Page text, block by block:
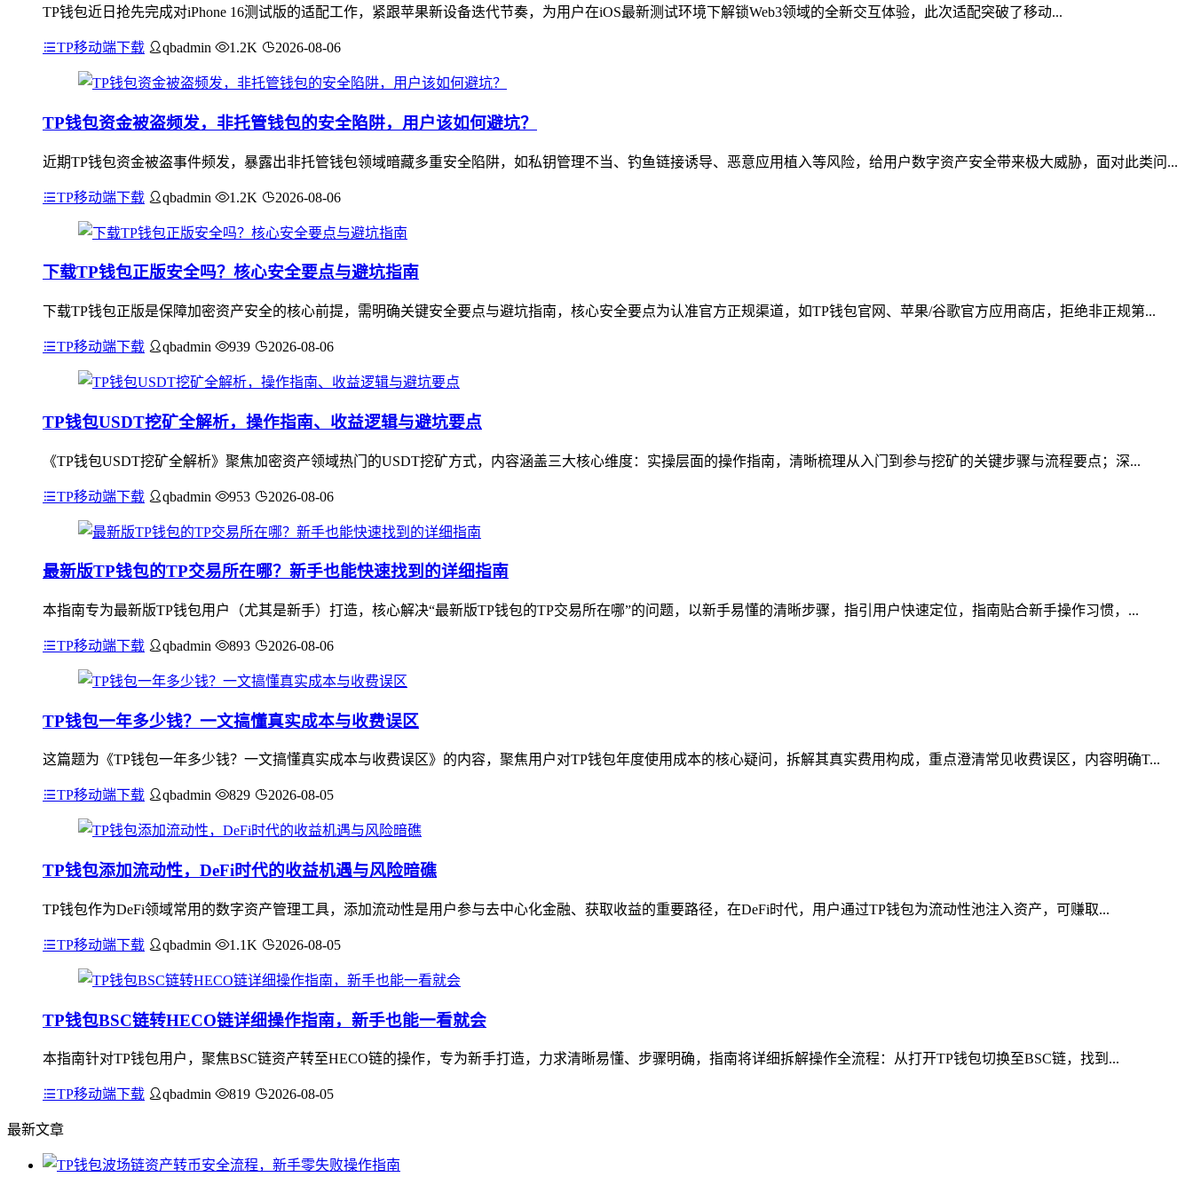
TP钱包近日抢先完成对iPhone 16测试版的适配工作，紧跟苹果新设备迭代节奏，为用户在iOS最新测试环境下解锁Web3领域的全新交互体验，此次适配突破了移动...
TP移动端下载 qbadmin 1.2K 2026-08-06
TP钱包资金被盗频发，非托管钱包的安全陷阱，用户该如何避坑？
近期TP钱包资金被盗事件频发，暴露出非托管钱包领域暗藏多重安全陷阱，如私钥管理不当、钓鱼链接诱导、恶意应用植入等风险，给用户数字资产安全带来极大威胁，面对此类问...
TP移动端下载 qbadmin 1.2K 2026-08-06
下载TP钱包正版安全吗？核心安全要点与避坑指南
下载TP钱包正版是保障加密资产安全的核心前提，需明确关键安全要点与避坑指南，核心安全要点为认准官方正规渠道，如TP钱包官网、苹果/谷歌官方应用商店，拒绝非正规第...
TP移动端下载 qbadmin 939 2026-08-06
TP钱包USDT挖矿全解析，操作指南、收益逻辑与避坑要点
《TP钱包USDT挖矿全解析》聚焦加密资产领域热门的USDT挖矿方式，内容涵盖三大核心维度：实操层面的操作指南，清晰梳理从入门到参与挖矿的关键步骤与流程要点；深...
TP移动端下载 qbadmin 953 2026-08-06
最新版TP钱包的TP交易所在哪？新手也能快速找到的详细指南
本指南专为最新版TP钱包用户（尤其是新手）打造，核心解决“最新版TP钱包的TP交易所在哪”的问题，以新手易懂的清晰步骤，指引用户快速定位，指南贴合新手操作习惯，...
TP移动端下载 qbadmin 893 2026-08-06
TP钱包一年多少钱？一文搞懂真实成本与收费误区
这篇题为《TP钱包一年多少钱？一文搞懂真实成本与收费误区》的内容，聚焦用户对TP钱包年度使用成本的核心疑问，拆解其真实费用构成，重点澄清常见收费误区，内容明确T...
TP移动端下载 qbadmin 829 2026-08-05
TP钱包添加流动性，DeFi时代的收益机遇与风险暗礁
TP钱包作为DeFi领域常用的数字资产管理工具，添加流动性是用户参与去中心化金融、获取收益的重要路径，在DeFi时代，用户通过TP钱包为流动性池注入资产，可赚取...
TP移动端下载 qbadmin 1.1K 2026-08-05
TP钱包BSC链转HECO链详细操作指南，新手也能一看就会
本指南针对TP钱包用户，聚焦BSC链资产转至HECO链的操作，专为新手打造，力求清晰易懂、步骤明确，指南将详细拆解操作全流程：从打开TP钱包切换至BSC链，找到...
TP移动端下载 qbadmin 819 2026-08-05
最新文章